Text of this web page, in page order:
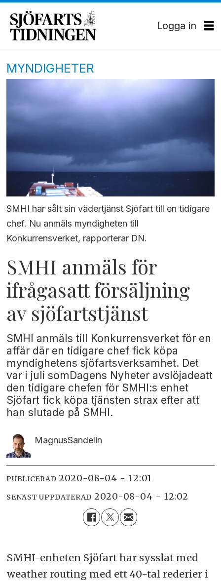
Logga in
MYNDIGHETER
SMHI har sålt sin vädertjänst Sjöfart till en tidigare
chef. Nu anmäls myndigheten till
Konkurrensverket, rapporterar DN.
SMHI anmäls för
ifrågasatt försäljning
av sjöfartstjänst
SMHI anmäls till Konkurrensverket för en
affär där en tidigare chef fick köpa
myndighetens sjöfartsverksamhet. Det
var i juli somDagens Nyheter avslöjadeatt
den tidigare chefen för SMHI:s enhet
Sjöfart fick köpa tjänsten strax efter att
han slutade på SMHI.
MagnusSandelin
PUBLICERAD 2020-08-04 - 12:01
SENAST UPPDATERAD 2020-08-04 - 12:02
SMHI-enheten Sjöfart har sysslat med
weather routing med ett 40-tal rederier i